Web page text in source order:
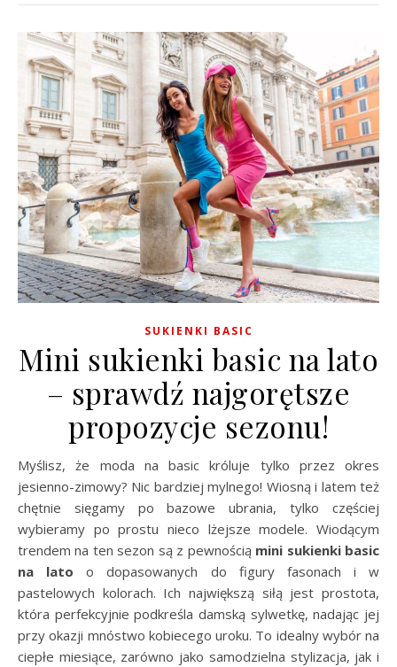
SUKIENKI BASIC
Mini sukienki basic na lato
– sprawdź najgorętsze
propozycje sezonu!
Myślisz, że moda na basic króluje tylko przez okres
jesienno-zimowy? Nic bardziej mylnego! Wiosną i latem też
chętnie sięgamy po bazowe ubrania, tylko częściej
wybieramy po prostu nieco lżejsze modele. Wiodącym
trendem na ten sezon są z pewnością mini sukienki basic
na lato o dopasowanych do figury fasonach i w
pastelowych kolorach. Ich największą siłą jest prostota,
która perfekcyjnie podkreśla damską sylwetkę, nadając jej
przy okazji mnóstwo kobiecego uroku. To idealny wybór na
ciepłe miesiące, zarówno jako samodzielna stylizacja, jak i